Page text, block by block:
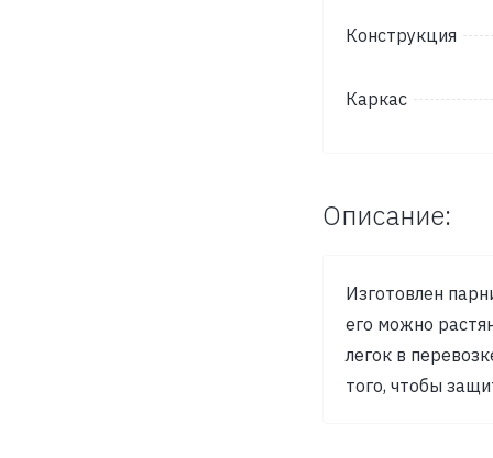
Конструкция
Каркас
Описание:
Изготовлен
его можно
легок в
того, чтобы